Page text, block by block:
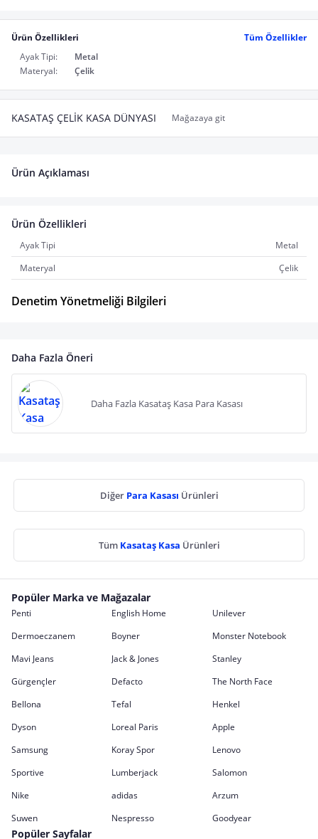
Ürün Özellikleri
Tüm Özellikler
Ayak Tipi:
Metal
Materyal:
Çelik
KASATAŞ ÇELİK KASA DÜNYASI Mağazaya git
Ürün Açıklaması
Ürün Özellikleri
Ayak Tipi
Metal
Materyal
Çelik
Denetim Yönetmeliği Bilgileri
Daha Fazla Öneri
Daha Fazla Kasataş Kasa Para Kasası
Diğer Para Kasası Ürünleri
Tüm Kasataş Kasa Ürünleri
Popüler Marka ve Mağazalar
Penti English Home
Unilever
Dermoeczanem
Boyner
Monster Notebook
Mavi Jeans
Jack & Jones
Stanley
Gürgençler
Defacto
The North Face
Bellona
Tefal
Henkel
Dyson
Loreal Paris
Apple
Samsung
Koray Spor
Lenovo
Sportive
Lumberjack
Salomon
Nike
adidas
Arzum
Suwen
Nespresso Goodyear
Popüler Sayfalar